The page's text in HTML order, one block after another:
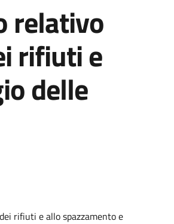
relativo
rifiuti e
delle
rifiuti e allo spazzamento e